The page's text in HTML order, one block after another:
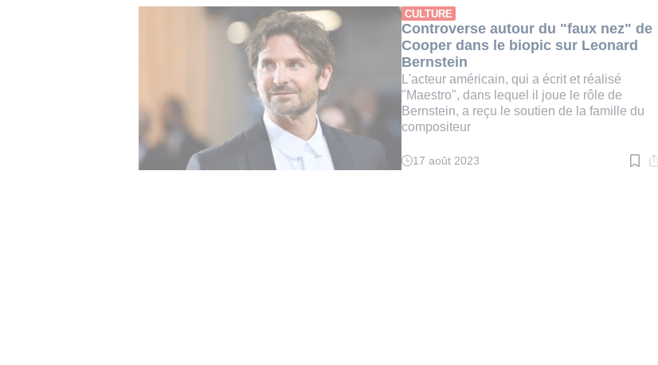
:
4
min.
CULTURE
Controverse autour du "faux nez" de
Cooper dans le biopic sur Leonard
Bernstein
L'acteur américain, qui a écrit et réalisé
"Maestro", dans lequel il joue le rôle de
Bernstein, a reçu le soutien de la famille du
compositeur
Temps
17 août 2023